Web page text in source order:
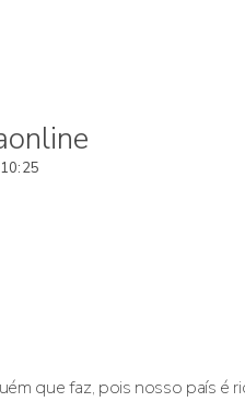
que faz, pois nosso país é